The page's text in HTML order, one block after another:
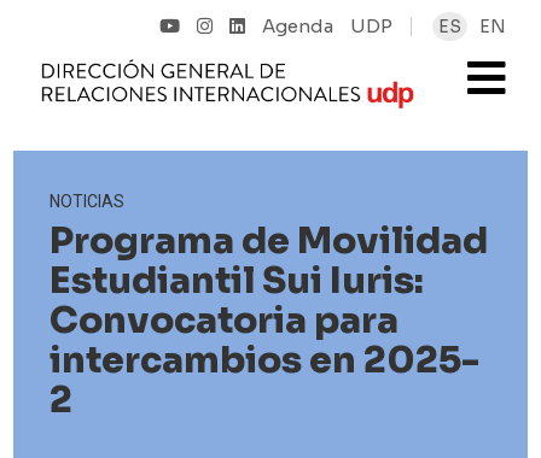
Agenda UDP ES EN
NOTICIAS
Programa de Movilidad
Estudiantil Sui Iuris:
Convocatoria para
intercambios en 2025-
2